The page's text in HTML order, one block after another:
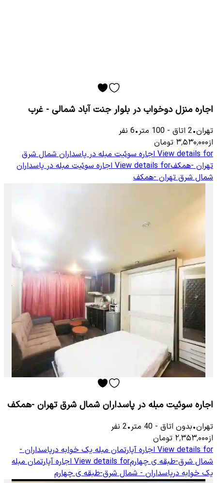
اجاره منزل دوخواب در بلوار جنت آباد شمالی - غرب
تهران•
2 اتاق -
100 متر•
6 نفر
از۳٬۵۳۰٬۰۰۰ تومان
View details for اجاره سوئیت مبله در پاسداران شمال شرق
تهران -همکفView details for اجاره سوئیت مبله در پاسداران
شمال شرق تهران -همکف
اجاره سوئیت مبله در پاسداران شمال شرق تهران -همکف
تهران•بدون اتاق -
40 متر•
2 نفر
از۲٬۳۵۳٬۰۰۰ تومان
View details for اجاره آپارتمان مبله یک خوابه درپاسداران -
شمال شرق-طبقه ی چهارمView details for اجاره آپارتمان مبله
یک خوابه درپاسداران - شمال شرق-طبقه ی چهارم